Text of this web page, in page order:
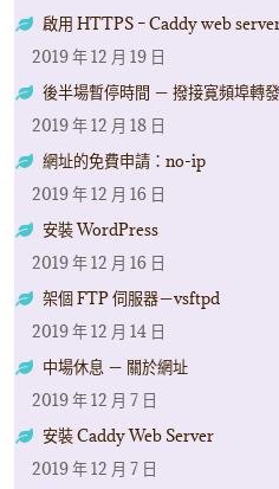
啟用 HTTPS – Caddy web
2019 年 12 月 19 日
後半場暫停時間 － 撥接寛頻埠轉發
2019 年 12 月 18 日
網址的免費申請：no-ip
2019 年 12 月 16 日
安裝 WordPress
2019 年 12 月 16 日
架個 FTP 伺服器－vsftpd
2019 年 12 月 14 日
中場休息 － 關於網址
2019 年 12 月 7 日
安裝 Caddy Web Server
2019 年 12 月 7 日